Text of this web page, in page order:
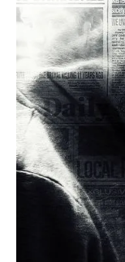
O poveste in care
confunda cu
cinismul cu
poezia cu umorul.
DESCARCĂ!